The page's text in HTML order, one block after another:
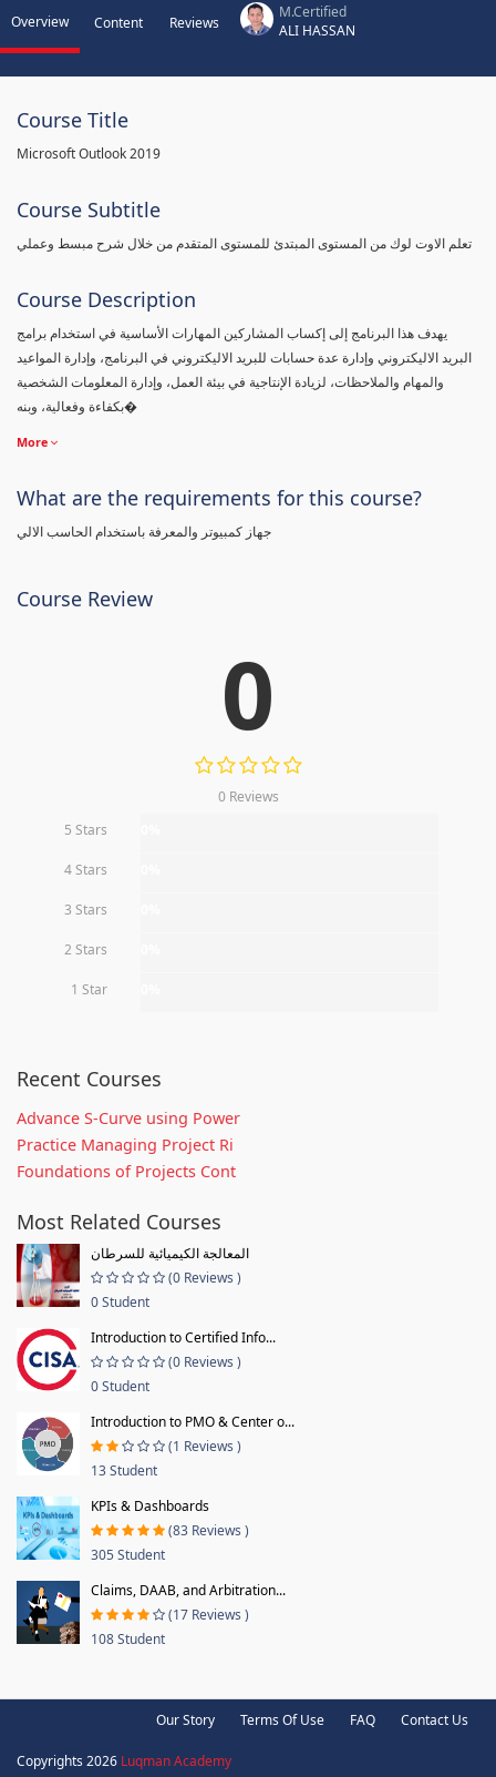
Overview Content Reviews
M.Certified
ALI HASSAN
Course Title
Microsoft Outlook 2019
Course Subtitle
تعلم الاوت لوك من المستوى المبتدئ للمستوى المتقدم من خلال شرح مبسط وعملي
Course Description
يهدف هذا البرنامج إلى إكساب المشاركين المهارات الأساسية في استخدام برامج
البريد الاليكتروني وإدارة عدة حسابات للبريد الاليكتروني في البرنامج، وإدارة المواعيد
والمهام والملاحظات، لزيادة الإنتاجية في بيئة العمل، وإدارة المعلومات الشخصية
بكفاءة وفعالية، وبنه�
More
What are the requirements for this course?
جهاز كمبيوتر والمعرفة باستخدام الحاسب الالي
Course Review
0
0 Reviews
5 Stars
4 Stars
3 Stars
2 Stars
1 Star
Recent Courses
Advance S-Curve using Power
Practice Managing Project Ri
Foundations of Projects Cont
Most Related Courses
المعالجة الكيميائية للسرطان
(0 Reviews )
0 Student
Introduction to Certified Info...
(0 Reviews )
0 Student
Introduction to PMO & Center o...
(1 Reviews )
13 Student
KPIs & Dashboards
(83 Reviews )
305 Student
Claims, DAAB, and Arbitration...
(17 Reviews )
108 Student
Our Story Terms Of Use FAQ Contact Us
Copyrights 2026 Luqman Academy